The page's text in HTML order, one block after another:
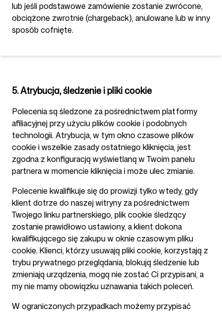
lub jeśli podstawowe zamówienie zostanie zwrócone,
obciążone zwrotnie (chargeback), anulowane lub w inny
sposób cofnięte.
5. Atrybucja, śledzenie i pliki cookie
Polecenia są śledzone za pośrednictwem platformy
afiliacyjnej przy użyciu plików cookie i podobnych
technologii. Atrybucja, w tym okno czasowe plików
cookie i wszelkie zasady ostatniego kliknięcia, jest
zgodna z konfiguracją wyświetlaną w Twoim panelu
partnera w momencie kliknięcia i może ulec zmianie.
Polecenie kwalifikuje się do prowizji tylko wtedy, gdy
klient dotrze do naszej witryny za pośrednictwem
Twojego linku partnerskiego, plik cookie śledzący
zostanie prawidłowo ustawiony, a klient dokona
kwalifikującego się zakupu w oknie czasowym pliku
cookie. Klienci, którzy usuwają pliki cookie, korzystają z
trybu prywatnego przeglądania, blokują śledzenie lub
zmieniają urządzenia, mogą nie zostać Ci przypisani, a
my nie mamy obowiązku uznawania takich poleceń.
W ograniczonych przypadkach możemy przypisać